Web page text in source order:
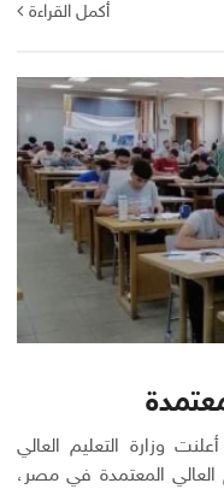
أكمل القراءة
وزارة التعليم العالي
المعتمدة في مصر،